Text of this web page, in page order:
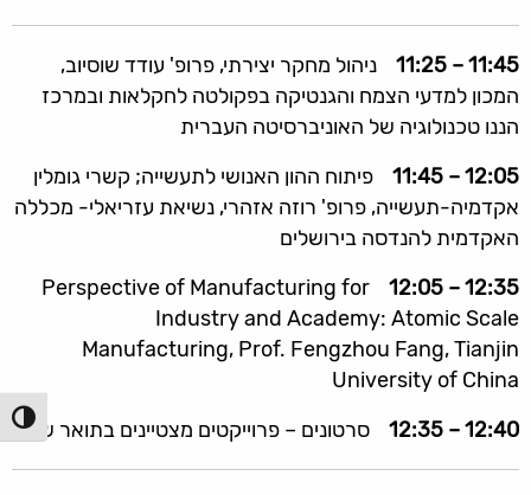
הפעל/
11:45 – 11:25
ניהול מחקר יצירתי, פרופ' עודד שוסיוב,
המכון למדעי הצמח והגנטיקה בפקולטה לחקלאות ובמרכז
הננו טכנולוגיה של האוניברסיטה העברית
12:05 – 11:45
פיתוח ההון האנושי לתעשייה; קשרי גומלין
אקדמיה-תעשייה, פרופ' רוזה אזהרי, נשיאת עזריאלי- מכללה
האקדמית להנדסה בירושלים
12:35 – 12:05
Perspective of Manufacturing for
Industry and Academy: Atomic Scale
Manufacturing, Prof. Fengzhou Fang, Tianjin
University of China
12:40 – 12:35
סרטונים – פרוייקטים מצטיינים בתואר שני